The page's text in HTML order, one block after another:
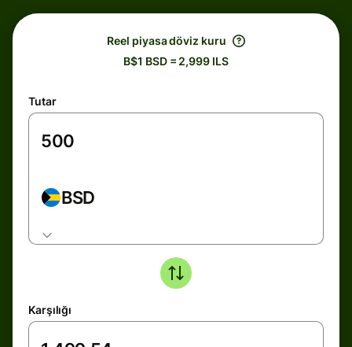
Reel piyasa döviz kuru
B$1 BSD = 2,999 ILS
Tutar
BSD
Karşılığı